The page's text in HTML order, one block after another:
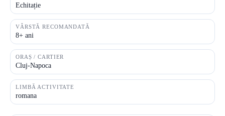
Echitație
VÂRSTĂ RECOMANDATĂ
8+ ani
ORAȘ / CARTIER
Cluj-Napoca
LIMBĂ ACTIVITATE
romana